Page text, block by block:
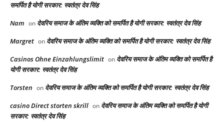
समर्पित है योगी सरकार: स्वतंत्र देव सिंह
Nam on देवरिय समाज के अंतिम व्यक्ति को समर्पित है योगी सरकार: स्वतंत्र देव सिंह
Margret on देवरिय समाज के अंतिम व्यक्ति को समर्पित है योगी सरकार: स्वतंत्र देव सिंह
Casinos Ohne Einzahlungslimit on देवरिय समाज के अंतिम व्यक्ति को समर्पित है
योगी सरकार: स्वतंत्र देव सिंह
Torsten on देवरिय समाज के अंतिम व्यक्ति को समर्पित है योगी सरकार: स्वतंत्र देव सिंह
casino Direct storten skrill on देवरिय समाज के अंतिम व्यक्ति को समर्पित है योगी
सरकार: स्वतंत्र देव सिंह